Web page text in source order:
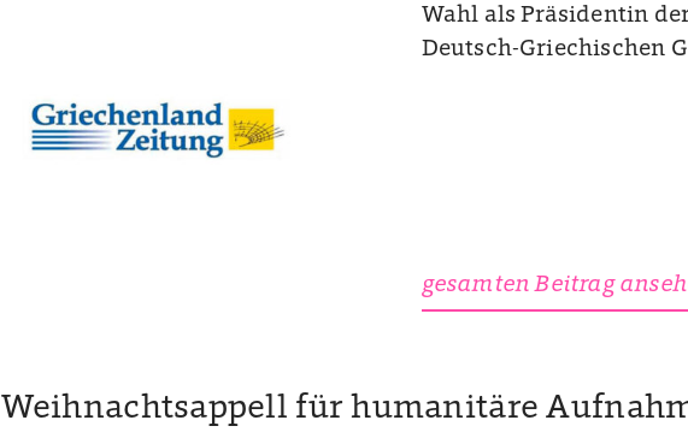
Wahl als Präsidentin
Deutsch-Griechischen
gesamten Beitrag
Weihnachtsappell für humanitäre